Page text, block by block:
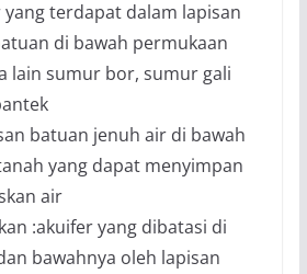
terdapat dalam lapisan
di bawah permukaan
lain sumur bor, sumur gali
batuan jenuh air di bawah
yang dapat menyimpan
air
:akuifer yang dibatasi di
bawahnya oleh lapisan